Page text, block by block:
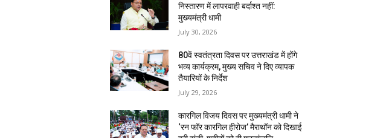
निस्तारण में लापरवाही बर्दाश्त नहीं:
मुख्यमंत्री धामी
July 30, 2026
80वें स्वतंत्रता दिवस पर उत्तराखंड में होंगे
भव्य कार्यक्रम, मुख्य सचिव ने दिए व्यापक
तैयारियों के निर्देश
July 29, 2026
कारगिल विजय दिवस पर मुख्यमंत्री धामी ने
‘रन फॉर कारगिल हीरोज’ मैराथॉन को दिखाई